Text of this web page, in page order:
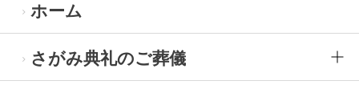
ホーム
さがみ典礼のご葬儀